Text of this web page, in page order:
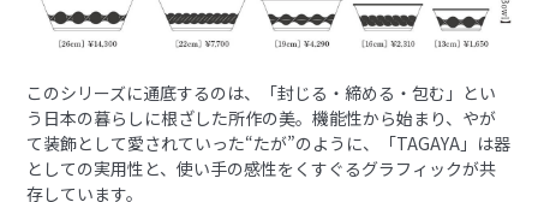
このシリーズに通底するのは、「封じる・締める・包む」とい
う日本の暮らしに根ざした所作の美。機能性から始まり、やが
て装飾として愛されていった“たが”のように、「TAGAYA」は器
としての実用性と、使い手の感性をくすぐるグラフィックが共
存しています。